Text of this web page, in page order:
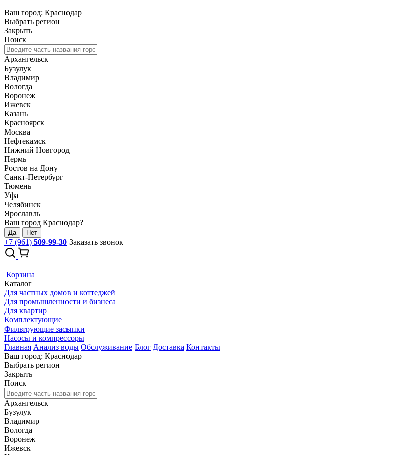
Ваш город: Краснодар
Выбрать регион
Закрыть
Поиск
Архангельск
Бузулук
Владимир
Вологда
Воронеж
Ижевск
Казань
Красноярск
Москва
Нефтекамск
Нижний Новгород
Пермь
Ростов на Дону
Санкт-Петербург
Тюмень
Уфа
Челябинск
Ярославль
Ваш город Краснодар?
Да Нет
+7 (961) 509-99-30 Заказать звонок
Корзина
Каталог
Для частных домов и коттеджей
Для промышленности и бизнеса
Для квартир
Комплектующие
Фильтрующие засыпки
Насосы и компрессоры
Главная Анализ воды Обслуживание Блог Доставка Контакты
Ваш город: Краснодар
Выбрать регион
Закрыть
Поиск
Архангельск
Бузулук
Владимир
Вологда
Воронеж
Ижевск